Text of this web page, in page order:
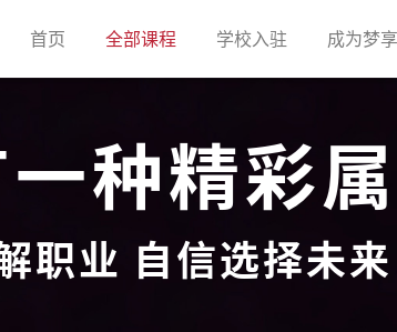
首页(current)全部课程(current)学校入驻(current)
成为梦
种精彩
职业 自信选择未来